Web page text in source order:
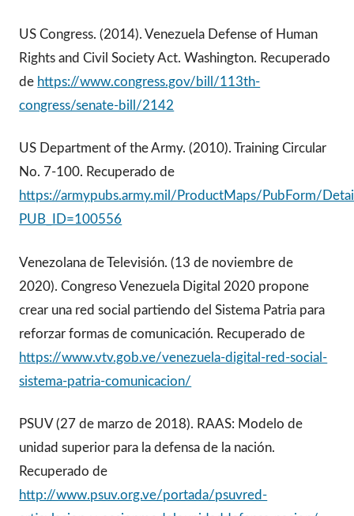
US Congress. (2014). Venezuela Defense of Human
Rights and Civil Society Act. Washington. Recuperado
de https://www.congress.gov/bill/113th-
congress/senate-bill/2142
US Department of the Army. (2010). Training Circular
No. 7-100. Recuperado de
https://armypubs.army.mil/ProductMaps/PubForm/
PUB_ID=100556
Venezolana de Televisión. (13 de noviembre de
2020). Congreso Venezuela Digital 2020 propone
crear una red social partiendo del Sistema Patria para
reforzar formas de comunicación. Recuperado de
https://www.vtv.gob.ve/venezuela-digital-red-social-
sistema-patria-comunicacion/
PSUV (27 de marzo de 2018). RAAS: Modelo de
unidad superior para la defensa de la nación.
Recuperado de
http://www.psuv.org.ve/portada/psuvred-